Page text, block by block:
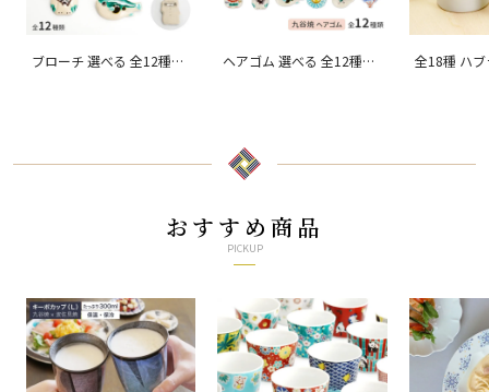
ブローチ 選べる 全12種類
ヘアゴム 選べる 全12種類
全18種 ハ
おすすめ商品
PICKUP